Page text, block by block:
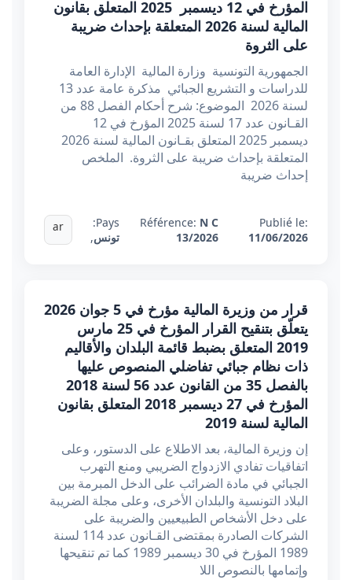
المؤرخ في 12 ديسمبر 2025 المتعلق بقانون
المالية لسنة 2026 المتعلقة بإحداث ضريبة
على الثروة
الجمهورية التونسية وزارة المالية الإدارة العامة
للدراسات و التشريع الجبائي مذكرة عامة عدد 13
لسنة 2026 الموضوع: شرح أحكام الفصل 88 من
القـانون عدد 17 لسنة 2025 المؤرخ في 12
ديسمبر 2025 المتعلق بقـانون المالية لسنة 2026
المتعلقة بإحداث ضريبة على الثروة. الملخص
إحداث ضريبة
Publié le:
11/06/2026
Référence: N C
13/2026
Pays:
تونس,
ar
قرار من وزيرة المالية مؤرخ في 5 جوان 2026
يتعلّق بتنقيح القرار المؤرخ في 25 مارس
2019 المتعلق بضبط قائمة البلدان والأقاليم
ذات نظام جبائي تفاضلي المنصوص عليها
بالفصل 35 من القانون عدد 56 لسنة 2018
المؤرخ في 27 ديسمبر 2018 المتعلق بقانون
المالية لسنة 2019
إن وزيرة المالية، بعد الاطلاع على الدستور، وعلى
اتفاقيات تفادي الازدواج الضريبي ومنع التهرب
الجبائي في مادة الضرائب على الدخل المبرمة بين
البلاد التونسية والبلدان الأخرى، وعلى مجلة الضريبة
على دخل الأشخاص الطبيعيين والضريبة على
الشركات الصادرة بمقتضى القـانون عدد 114 لسنة
1989 المؤرخ في 30 ديسمبر 1989 كما تم تنقيحها
وإتمامها بالنصوص اللا